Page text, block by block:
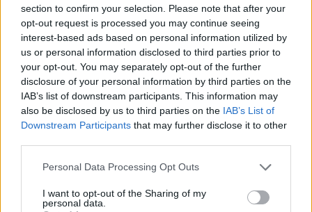
section to confirm your selection. Please note that after your
opt-out request is processed you may continue seeing
interest-based ads based on personal information utilized by
us or personal information disclosed to third parties prior to
your opt-out. You may separately opt-out of the further
disclosure of your personal information by third parties on the
IAB’s list of downstream participants. This information may
also be disclosed by us to third parties on the IAB’s List of
Downstream Participants that may further disclose it to other
Personal Data Processing Opt Outs
I want to opt-out of the Sharing of my
personal data.
Eladó adatai
Eladó: Nagyházi Galéria és
Aukciósház
Cím: Müller Márta
Nagyházi Galéria és Aukciósház
Kft.
1055 Budapest, Balaton utca 8.
4756005
Weboldal:
http://www.nagyhazi.hu